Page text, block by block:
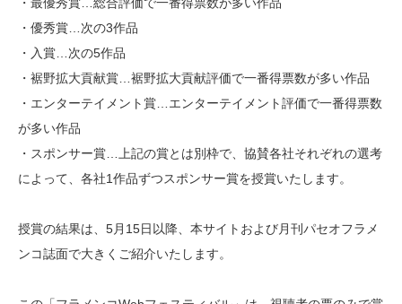
・優秀賞…次の3作品
・入賞…次の5作品
・裾野拡大貢献賞…裾野拡大貢献評価で一番得票数が多い作品
・エンターテイメント賞…エンターテイメント評価で一番得票数
が多い作品
・スポンサー賞…上記の賞とは別枠で、協賛各社それぞれの選考
によって、各社1作品ずつスポンサー賞を授賞いたします。
授賞の結果は、5月15日以降、本サイトおよび月刊パセオフラメ
ンコ誌面で大きくご紹介いたします。